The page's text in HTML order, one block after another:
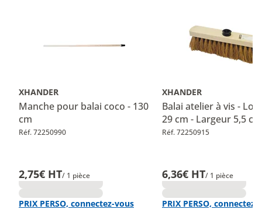
XHANDER
Manche pour balai coco - 130
cm
Réf. 72250990
2,75€ HT/ 1 pièce
PRIX PERSO, connectez-vous
XHANDER
Balai atelier à vis -
29 cm - Largeur 5,5 cm
Réf. 72250915
6,36€ HT/ 1 pièce
PRIX PERSO, connectez-